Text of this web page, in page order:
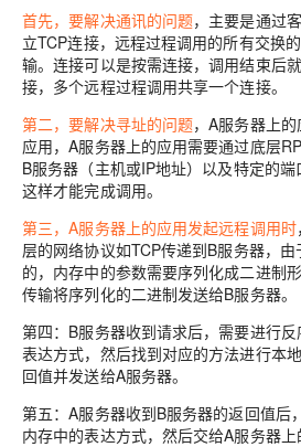
首先，要解决通讯的问题，主要是通过
立TCP连接，远程过程调用的所有交换
输。连接可以是按需连接，调用结束后
接，多个远程过程调用共享一个连接。
第二，要解决寻址的问题，A服务器上
应用，A服务器上的应用需要通过底层
B服务器（主机或IP地址）以及特定的端
这样才能完成调用。
第三，A服务器上的应用发起远程调用时
层的网络协议如TCP传递到B服务器，
的，内存中的参数需要序列化成二进制
传输将序列化的二进制发送给B服务器。
第四：B服务器收到请求后，需要进行
表达方式，然后找到对应的方法进行本
回值并发送给A服务器。
第五：A服务器收到B服务器的返回值后
内存中的表达方式，然后交给A服务器上